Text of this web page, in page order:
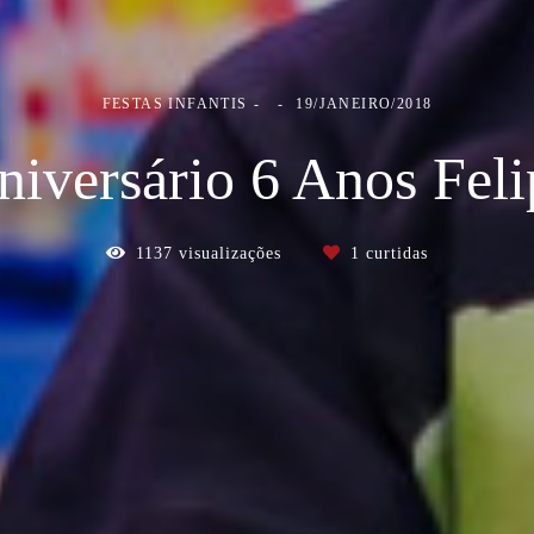
FESTAS INFANTIS 19/JANEIRO/2018
6 Anos
1137 visualizações 1 curtidas